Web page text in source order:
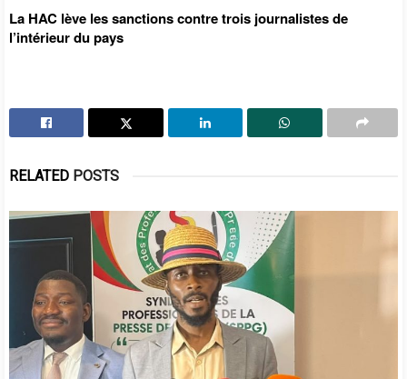
La HAC lève les sanctions contre trois journalistes de
l’intérieur du pays
RELATED POSTS